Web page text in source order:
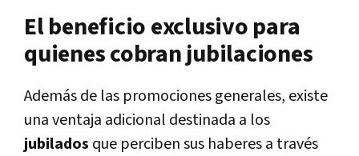
El beneficio exclusivo para
quienes cobran jubilaciones
Además de las promociones generales, existe
una ventaja adicional destinada a los
jubilados que perciben sus haberes a través